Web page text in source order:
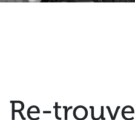
Re-